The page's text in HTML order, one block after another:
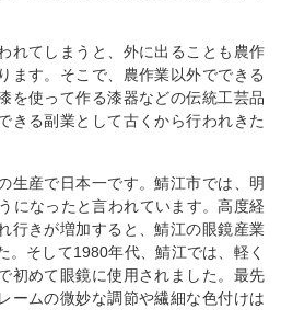
れてしまうと、外に出ることも農作
ます。そこで、農作業以外でできる
を使って作る漆器などの伝統工芸品
きる副業として古くから行われきた
生産で日本一です。鯖江市では、明
になったと言われています。高度経
行きが増加すると、鯖江の眼鏡産業
。そして1980年代、鯖江では、軽く
初めて眼鏡に使用されました。最先
ームの微妙な調節や繊細な色付けは